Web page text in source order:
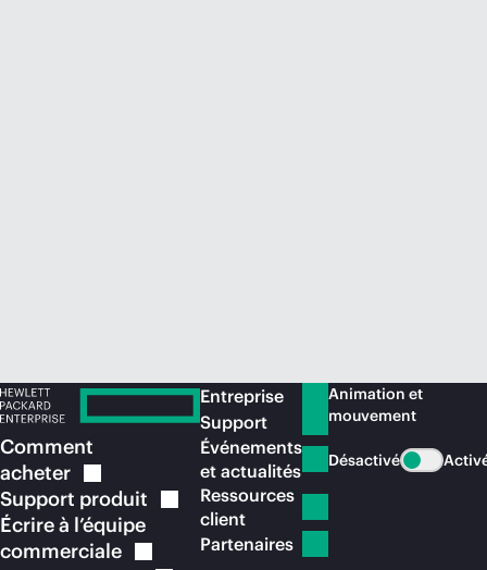
Comment
acheter
Support produit
Écrire à l’équipe
commerciale
Entreprise
Support
Événements
et actualités
Ressources
client
Partenaires
Animation et
mouvement
Désactivé